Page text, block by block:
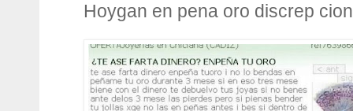
Hoygan en pena oro discrep cion